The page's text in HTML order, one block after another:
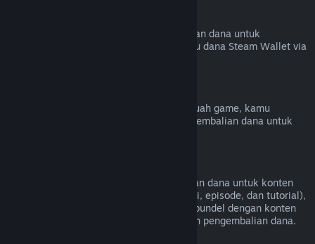
Valve tidak bisa memberikan pengembalian dana untuk
pembelian di luar Steam (cth. CD Key atau dana Steam Wallet via
Jika kamu pernah di-ban oleh VAC di sebuah game, kamu
kehilangan hak untuk mendapatkan pengembalian dana untuk
Kami tidak bisa memberikan pengembalian dana untuk konten
video di Steam (cth. film, film pendek, seri, episode, dan tutorial),
kecuali video tersebut terdapat di dalam bundel dengan konten
lainnya (bukan video) yang bisa dilakukan pengembalian dana.